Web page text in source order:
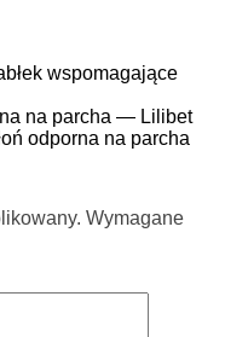
wspomagające
na parcha — Lilibet
odporna na parcha
Wymagane